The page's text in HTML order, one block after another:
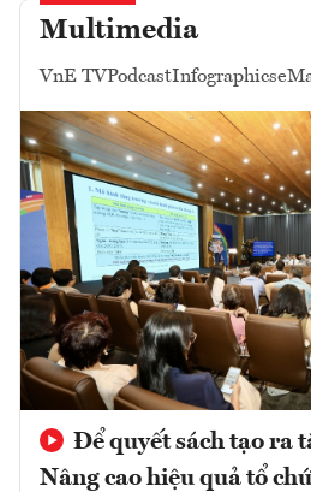
Multimedia
VnE TVPodcastInfographics
Để quyết sách tạo ra
Nâng cao hiệu quả tổ